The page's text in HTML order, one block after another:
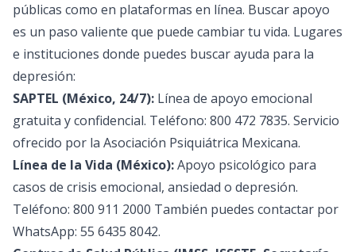
públicas como en plataformas en línea. Buscar apoyo
es un paso valiente que puede cambiar tu vida. Lugares
e instituciones donde puedes buscar ayuda para la
depresión:
SAPTEL (México, 24/7): Línea de apoyo emocional
gratuita y confidencial. Teléfono: 800 472 7835. Servicio
ofrecido por la Asociación Psiquiátrica Mexicana.
Línea de la Vida (México):Apoyo psicológico para
casos de crisis emocional, ansiedad o depresión.
Teléfono: 800 911 2000 También puedes contactar por
WhatsApp: 55 6435 8042.